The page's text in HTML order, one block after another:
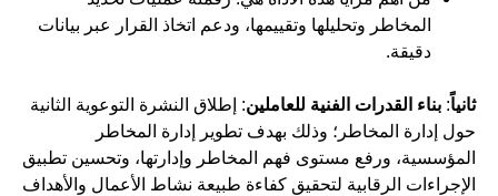
المخاطر وتحليلها وتقييمها، ودعم اتخاذ القرار عبر بيانات
دقيقة.
ثانياً: بناء القدرات الفنية للعاملين: إطلاق النشرة التوعوية الثانية
حول إدارة المخاطر؛ وذلك بهدف تطوير إدارة المخاطر
المؤسسية، ورفع مستوى فهم المخاطر وإدارتها، وتحسين تطبيق
الإجراءات الرقابية لتحقيق كفاءة طبيعة نشاط الأعمال والأهداف